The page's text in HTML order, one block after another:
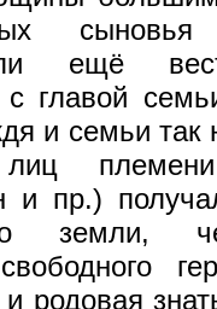
ещё
с главой
и семьи так
лиц
и пр.)
земли,
родовая